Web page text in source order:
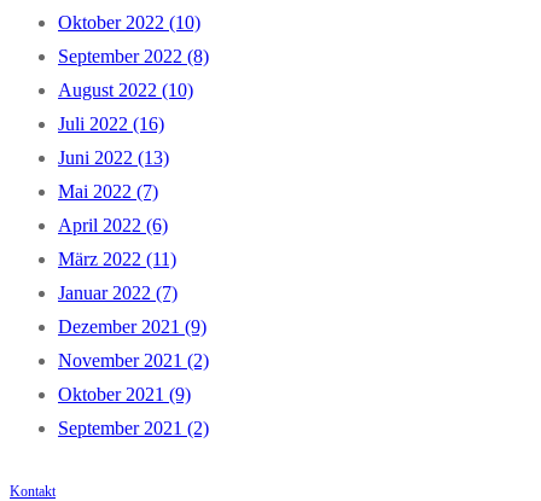
Oktober 2022 (10)
September 2022 (8)
August 2022 (10)
Juli 2022 (16)
Juni 2022 (13)
Mai 2022 (7)
April 2022 (6)
März 2022 (11)
Januar 2022 (7)
Dezember 2021 (9)
November 2021 (2)
Oktober 2021 (9)
September 2021 (2)
Kontakt